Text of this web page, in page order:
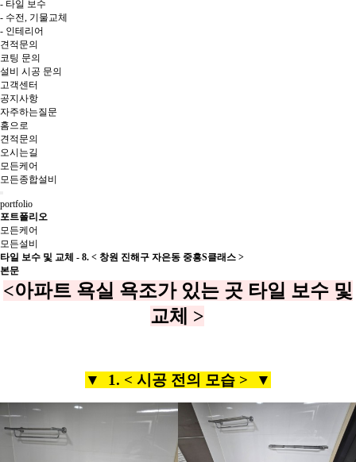
- 타일 보수
- 수전, 기물교체
- 인테리어
견적문의
코팅 문의
설비 시공 문의
고객센터
공지사항
자주하는질문
홈으로
견적문의
오시는길
모든케어
모든종합설비
portfolio
포트폴리오
모든케어
모든설비
타일 보수 및 교체 - 8. < 창원 진해구 자은동 중흥S클래스 >
본문
​<아파트 욕실 욕조가 있는 곳 타일 보수 및
교체 >
▼ 1. < 시공 전의 모습 > ▼